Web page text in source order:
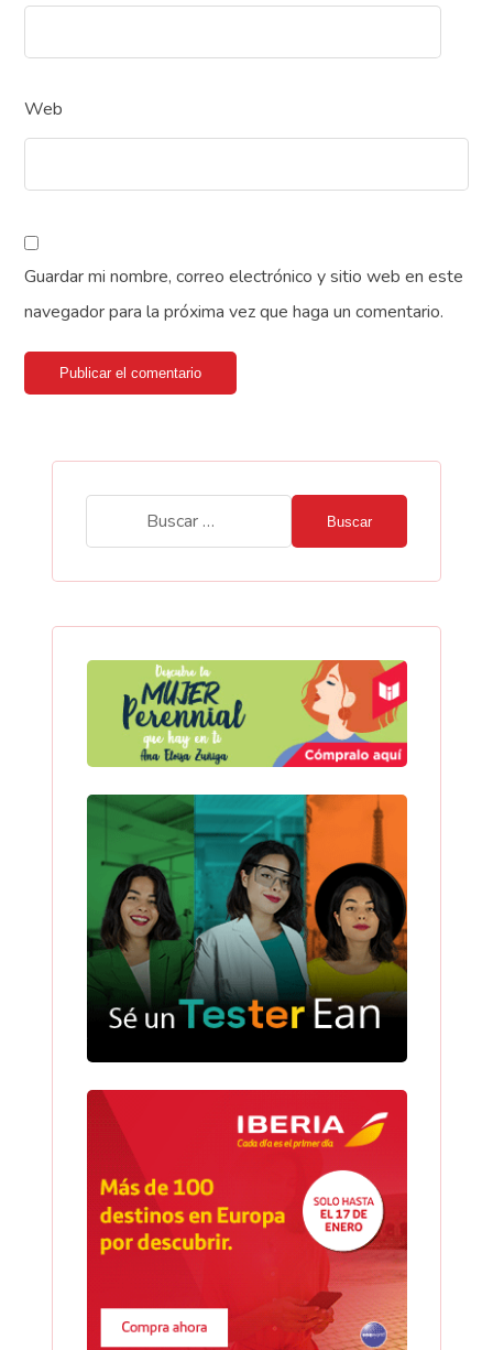
Web
Guardar mi nombre, correo electrónico y sitio web en este
navegador para la próxima vez que haga un comentario.
Publicar el comentario
Buscar